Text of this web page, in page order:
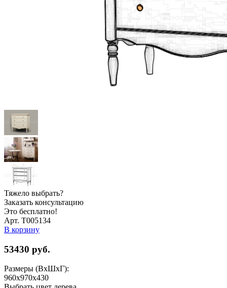
Тяжело выбрать?
Заказать консультацию
Это бесплатно!
Арт. Т005134
В корзину
53430 руб.
Размеры (ВхШхГ):
960x970x430